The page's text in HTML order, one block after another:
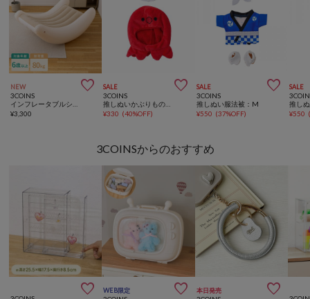
NEW 
3COINS
¥3,300
SALE 
3COINS
¥330 (40%OFF)
SALE 
3COINS
推しぬい服法被：M
¥550 (37%OFF)
SALE
推し
¥550
3COINSからのおすすめ
 WEB限定  本日発売 